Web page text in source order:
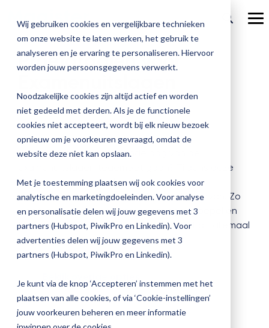
Wij gebruiken cookies en vergelijkbare technieken
om onze website te laten werken, het gebruik te
analyseren en je ervaring te personaliseren. Hiervoor
worden jouw persoonsgegevens verwerkt.
Noodzakelijke cookies zijn altijd actief en worden
niet gedeeld met derden. Als je de functionele
cookies niet accepteert, wordt bij elk nieuw bezoek
opnieuw om je voorkeuren gevraagd, omdat de
website deze niet kan opslaan.
Met je toestemming plaatsen wij ook cookies voor
analytische en marketingdoeleinden. Voor analyse
en personalisatie delen wij jouw gegevens met 3
partners (Hubspot, PiwikPro en Linkedin). Voor
advertenties delen wij jouw gegevens met 3
partners (Hubspot, PiwikPro en Linkedin).
Je kunt via de knop ‘Accepteren’ instemmen met het
plaatsen van alle cookies, of via ‘Cookie-instellingen’
jouw voorkeuren beheren en meer informatie
verder
Onze
Magister MX
Aanmelden
& verzuim
Magister To do
Magister Join
Magister Inzicht
Magister Kluisjes
alle
oplossingen
Magister is
Docenten
Onderwijsondersteunend personeel
Leerlingen
Ouders
Onze
Check-up
Quickscan
Applicatiebeheer
Overstappen
Academy
Training op jouw school
Praktische informatie
heb
snel
inzicht
in
Over Magister
Actueel
Magister Journaal
Over ons
Werken bij Magister
Gebruikerspanel
Media & Pers
Proefdraaien voor
Zelfverzekerd de spannende dag van de
examenuitslagen tegemoet gaan? Tijdens deze
training doorloop je alle stappen van de
Examenassistent en test je de inrichting ervan. Zo
weet je zeker dat de examenuitslagen soepel en
foutloos uit het systeem rollen. Je doet dit allemaal
in je eigen testomgeving!